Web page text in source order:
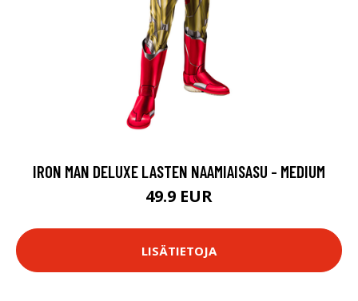
IRON MAN DELUXE LASTEN NAAMIAISASU - MEDIUM
49.9 EUR
LISÄTIETOJA